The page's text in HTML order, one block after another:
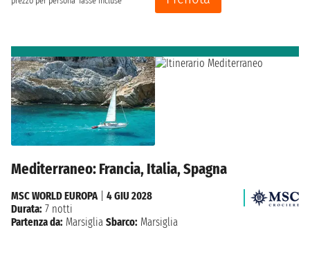
Mediterraneo: Francia, Italia, Spagna
MSC WORLD EUROPA| 4 GIU 2028
Durata: 7 notti
Partenza da: Marsiglia Sbarco: Marsiglia